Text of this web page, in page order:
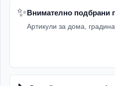
✨Внимателно подбрани
Артикули за дома,